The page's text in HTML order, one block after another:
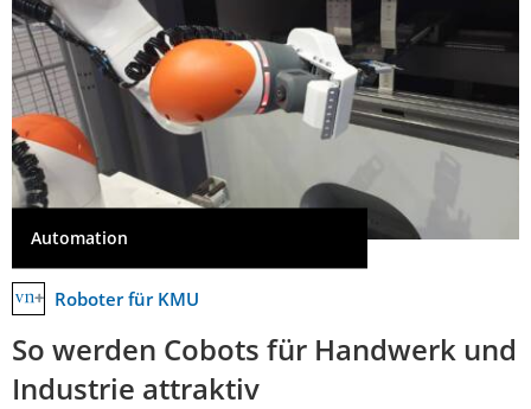
Automation
Roboter für KMU
So werden Cobots für Handwerk und
Industrie attraktiv